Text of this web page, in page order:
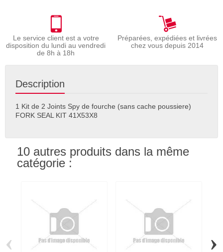
Le service client est a votre
disposition du lundi au vendredi
de 8h à 18h
Préparées, expédiées et livrées
chez vous depuis 2014
Description
1 Kit de 2 Joints Spy de fourche (sans cache poussiere)
FORK SEAL KIT 41X53X8
10 autres produits dans la même
catégorie :
‹ ›